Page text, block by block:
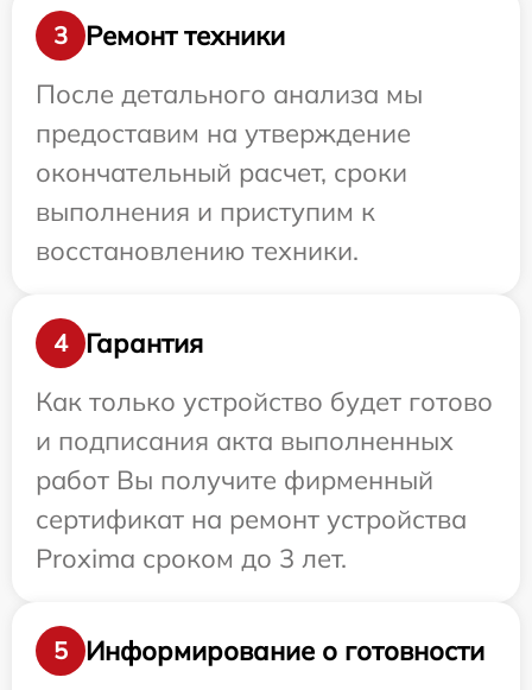
3
Ремонт техники
После детального анализа мы
предоставим на утверждение
окончательный расчет, сроки
выполнения и приступим к
восстановлению техники.
4
Гарантия
Как только устройство будет готово
и подписания акта выполненных
работ Вы получите фирменный
сертификат на ремонт устройства
Proxima сроком до 3 лет.
5
Информирование о готовности